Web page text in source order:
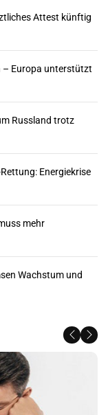
Attest künftig
– Europa unterstützt
Russland trotz
Energiekrise
mehr
Wachstum und